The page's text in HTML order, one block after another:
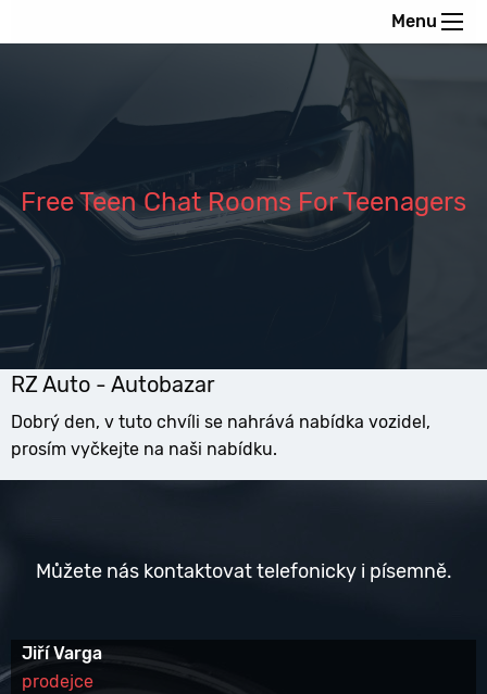
Menu
Free Teen Chat Rooms For Teenagers
RZ Auto - Autobazar
Dobrý den, v tuto chvíli se nahrává nabídka vozidel,
prosím vyčkejte na naši nabídku.
Můžete nás kontaktovat telefonicky i písemně.
Jiří Varga
prodejce